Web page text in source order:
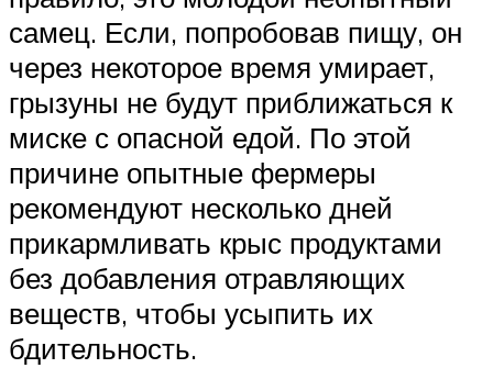
самец. Если, попробовав пищу, он
через некоторое время умирает,
грызуны не будут приближаться к
миске с опасной едой. По этой
причине опытные фермеры
рекомендуют несколько дней
прикармливать крыс продуктами
без добавления отравляющих
веществ, чтобы усыпить их
бдительность.